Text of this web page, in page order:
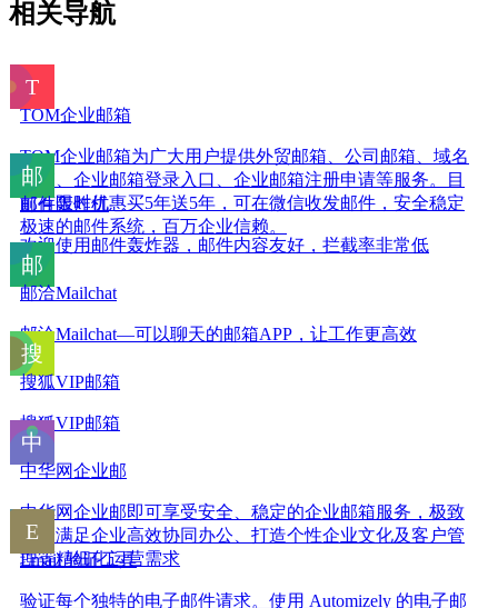
相关导航
TOM企业邮箱
TOM企业邮箱为广大用户提供外贸邮箱、公司邮箱、域名
邮箱、企业邮箱登录入口、企业邮箱注册申请等服务。目
前有限时优惠买5年送5年，可在微信收发邮件，安全稳定
极速的邮件系统，百万企业信赖。
邮件轰炸机
欢迎使用邮件轰炸器，邮件内容友好，拦截率非常低
邮洽Mailchat
邮洽Mailchat—可以聊天的邮箱APP，让工作更高效
搜狐VIP邮箱
搜狐VIP邮箱
中华网企业邮
中华网企业邮即可享受安全、稳定的企业邮箱服务，极致
安全满足企业高效协同办公、打造个性企业文化及客户管
理等精细化运营需求
Email 验证工具
验证每个独特的电子邮件请求。使用 Automizely 的电子邮